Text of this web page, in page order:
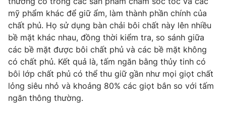
Chuyên mục khác
Emagazine Podcast
Photo Infographic
Video Shorts video
mỹ phẩm khác để giữ ẩm, làm thành phần chính của
chất phủ. Họ sử dụng bàn chải bôi chất này lên nhiều
bề mặt khác nhau, đồng thời kiểm tra, so sánh giữa
các bề mặt được bôi chất phủ và các bề mặt không
có chất phủ. Kết quả là, tấm ngăn bằng thủy tinh có
bôi lớp chất phủ có thể thu giữ gần như mọi giọt chất
lỏng siêu nhỏ và khoảng 80% các giọt bắn so với tấm
ngăn thông thường.